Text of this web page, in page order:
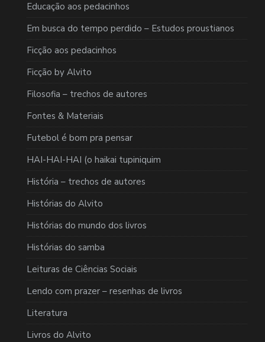
Educação aos pedacinhos
Em busca do tempo perdido – Estudos proustianos
Ficção aos pedacinhos
Ficção by Alvito
Filosofia – trechos de autores
Fontes & Materiais
Futebol é bom pra pensar
HAI-HAI-HAI (o haikai tupiniquim
História – trechos de autores
Histórias do Alvito
Histórias do mundo dos livros
Histórias do samba
Leituras de Ciências Sociais
Lendo com prazer – resenhas de livros
Literatura
Livros do Alvito